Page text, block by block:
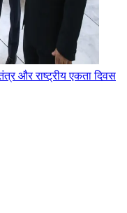
और राष्ट्रीय एकता दिवस